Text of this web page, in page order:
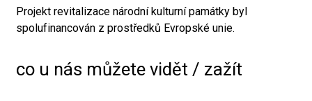
Projekt revitalizace národní kulturní památky byl
spolufinancován z prostředků Evropské unie.
co u nás můžete vidět / zažít